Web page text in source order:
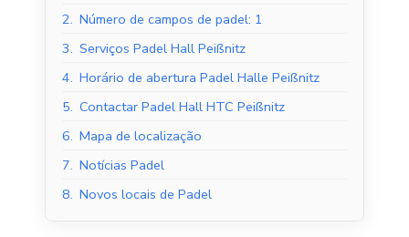
2. Número de campos de padel: 1
3. Serviços Padel Hall Peißnitz
4. Horário de abertura Padel Halle Peißnitz
5. Contactar Padel Hall HTC Peißnitz
6. Mapa de localização
7. Notícias Padel
8. Novos locais de Padel